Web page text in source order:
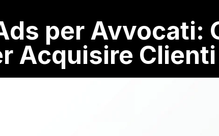
per Avvocati:
Acquisire